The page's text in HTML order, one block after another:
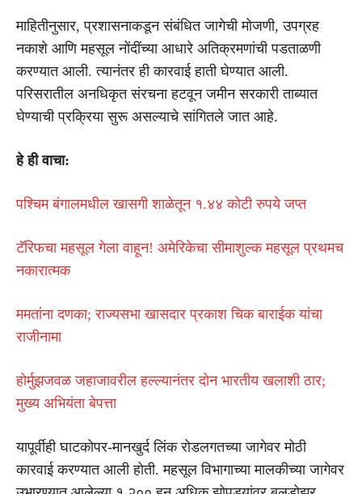
माहितीनुसार, प्रशासनाकडून संबंधित जागेची मोजणी, उपग्रह
नकाशे आणि महसूल नोंदींच्या आधारे अतिक्रमणांची पडताळणी
करण्यात आली. त्यानंतर ही कारवाई हाती घेण्यात आली.
परिसरातील अनधिकृत संरचना हटवून जमीन सरकारी ताब्यात
घेण्याची प्रक्रिया सुरू असल्याचे सांगितले जात आहे.
हे ही वाचा:
पश्चिम बंगालमधील खासगी शाळेतून १.४४ कोटी रुपये जप्त
टॅरिफचा महसूल गेला वाहून! अमेरिकेचा सीमाशुल्क महसूल प्रथमच
नकारात्मक
ममतांना दणका; राज्यसभा खासदार प्रकाश चिक बाराईक यांचा
राजीनामा
होर्मुझजवळ जहाजावरील हल्ल्यानंतर दोन भारतीय खलाशी ठार;
मुख्य अभियंता बेपत्ता
यापूर्वीही घाटकोपर-मानखुर्द लिंक रोडलगतच्या जागेवर मोठी
कारवाई करण्यात आली होती. महसूल विभागाच्या मालकीच्या जागेवर